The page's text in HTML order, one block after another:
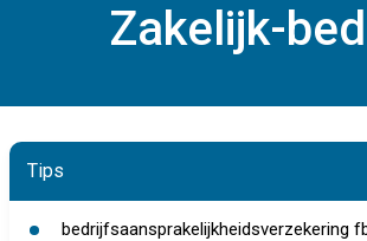
Zakelijk-
Tips
bedrijfsaansprakelijkheidsverzekering